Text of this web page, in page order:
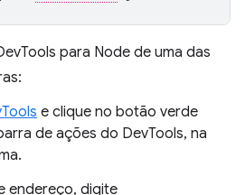
para Node de uma das
e clique no botão verde
de ações do DevTools, na
endereço, digite